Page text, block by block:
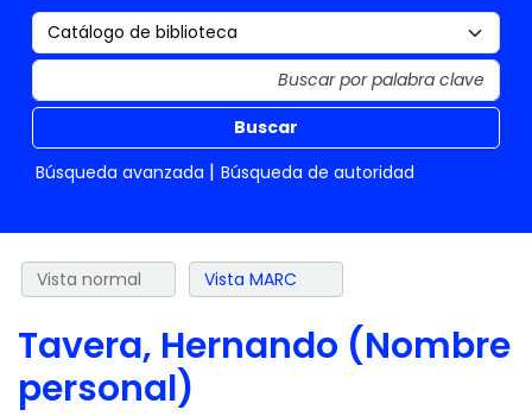
Buscar
Búsqueda avanzada
Búsqueda de autoridad
Vista normal Vista MARC
Tavera, Hernando (Nombre
personal)